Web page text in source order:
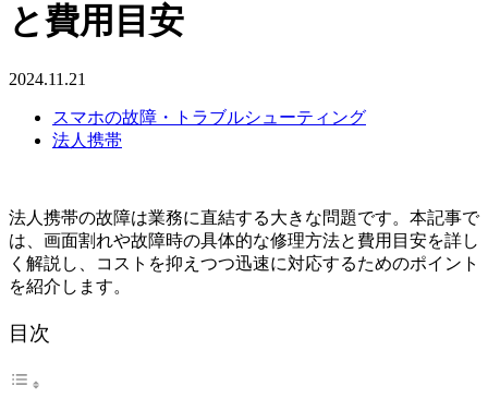
と費用目安
2024.11.21
スマホの故障・トラブルシューティング
法人携帯
法人携帯の故障は業務に直結する大きな問題です。本記事で
は、画面割れや故障時の具体的な修理方法と費用目安を詳し
く解説し、コストを抑えつつ迅速に対応するためのポイント
を紹介します。
目次